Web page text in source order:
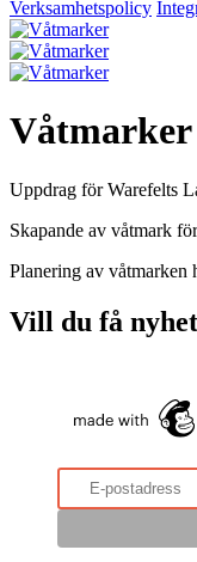
Verksamhetspolicy
Våtmarker
Uppdrag för Warefelts
Skapande av våtmark
Planering av våtmarken
Vill du få